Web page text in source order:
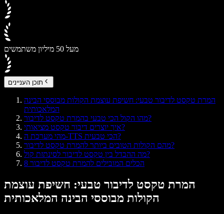
מעל 50 מיליון משתמשים
תוכן העניינים
המרת טקסט לדיבור טבעי: חשיפת עוצמת הקולות מבוססי הבינה
המלאכותית
מהו הקול הכי טבעי בהמרת טקסט לדיבור?
איך יוצרים דיבור טקסט מציאותי?
מהי מערכת ה-TTS הכי טבעית?
מהם הקולות הטובים ביותר להמרת טקסט לדיבור?
מה ההבדל בין טקסט לדיבור לסינתזת קול?
8 הכלים המובילים להמרת טקסט לדיבור
המרת טקסט לדיבור טבעי: חשיפת עוצמת
הקולות מבוססי הבינה המלאכותית